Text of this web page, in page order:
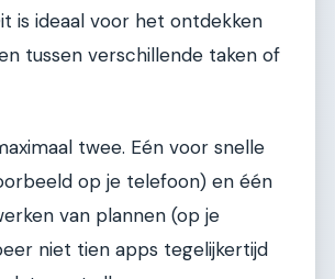
is ideaal voor het ontdekken
tussen verschillende taken of
twee. Eén voor snelle
op je telefoon) en één
van plannen (op je
niet tien apps tegelijkertijd